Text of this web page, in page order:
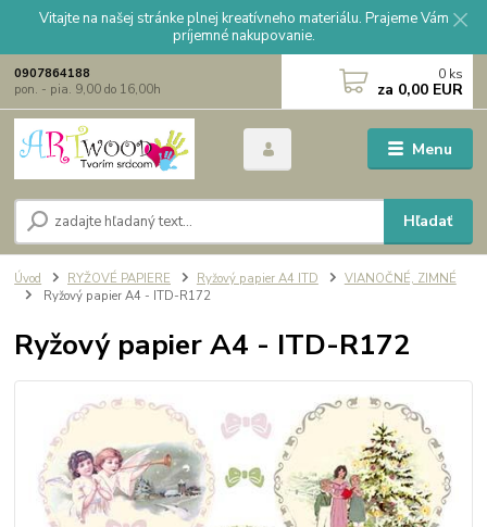
Vitajte na našej stránke plnej kreatívneho materiálu. Prajeme Vám
príjemné nakupovanie.
Menu
Hľadať
0907864188
pon. - pia. 9,00 do 16,00h
0 ks
za 0,00 EUR
Úvod RYŽOVÉ PAPIERE Ryžový papier A4 ITD
VIANOČNÉ, ZIMNÉ
Ryžový papier A4 - ITD-R172
Ryžový papier A4 - ITD-R172